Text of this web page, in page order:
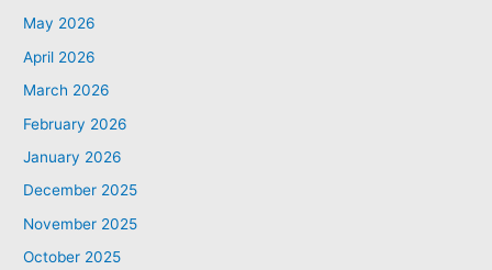
May 2026
April 2026
March 2026
February 2026
January 2026
December 2025
November 2025
October 2025